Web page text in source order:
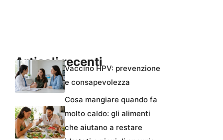
Articoli recentiVaccino HPV: prevenzione
e consapevolezza
Cosa mangiare quando fa
molto caldo: gli alimenti
che aiutano a restare